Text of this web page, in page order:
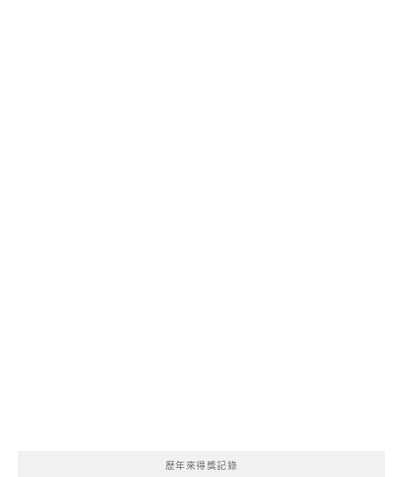
歷年來得獎記錄